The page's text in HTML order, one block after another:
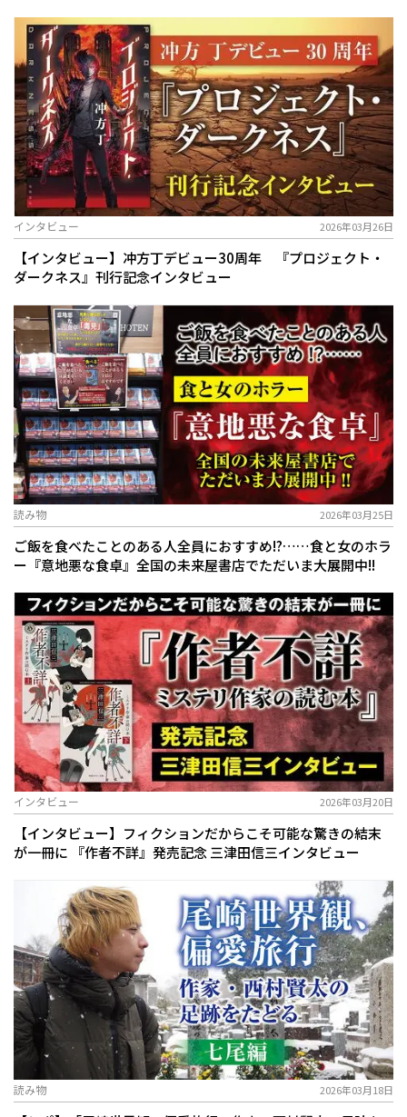
インタビュー 2026年03月26日
【インタビュー】冲方丁デビュー30周年 『プロジェクト・
ダークネス』刊行記念インタビュー
読み物 2026年03月25日
ご飯を食べたことのある人全員におすすめ!?……食と女のホラ
ー『意地悪な食卓』全国の未来屋書店でただいま大展開中!!
インタビュー 2026年03月20日
【インタビュー】フィクションだからこそ可能な驚きの結末
が一冊に 『作者不詳』発売記念 三津田信三インタビュー
読み物 2026年03月18日